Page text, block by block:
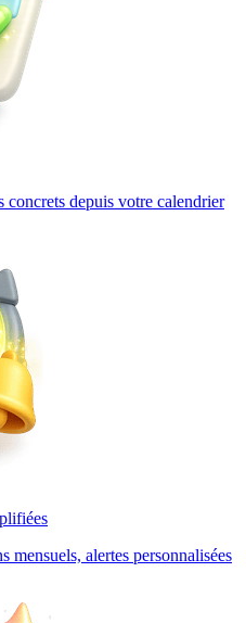
concrets depuis votre calendrier
mensuels, alertes personnalisées